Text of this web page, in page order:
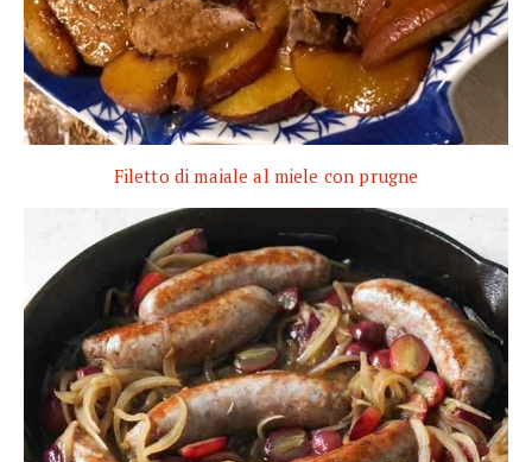
Filetto di maiale al miele con prugne